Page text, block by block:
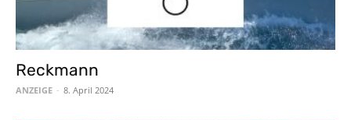
Reckmann
ANZEIGE - 8. April 2024